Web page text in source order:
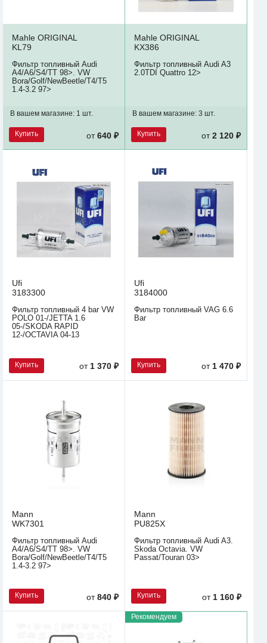
Mahle ORIGINAL
KL79
Фильтр топливный Audi
A4/A6/S4/TT 98>. VW
Bora/Golf/NewBeetle/T4/T5
1.4-3.2 97>
В вашем магазине: 1 шт.
Купить от640 ₽
Mahle ORIGINAL
KX386
Фильтр топливный Audi A3
2.0TDI Quattro 12>
В вашем магазине: 3 шт.
Купить от2 120 ₽
Ufi
3183300
Фильтр топливный 4 bar VW
POLO 01-/JETTA 1.6
05-/SKODA RAPID
12-/OCTAVIA 04-13
Купить от1 370 ₽
Ufi
3184000
Фильтр топливный VAG 6.6
Bar
Купить от1 470 ₽
Mann
WK7301
Фильтр топливный Audi
A4/A6/S4/TT 98>. VW
Bora/Golf/NewBeetle/T4/T5
1.4-3.2 97>
Купить от840 ₽
Mann
PU825X
Фильтр топливный Audi A3.
Skoda Octavia. VW
Passat/Touran 03>
Купить от 1 160 ₽
Рекомендуем